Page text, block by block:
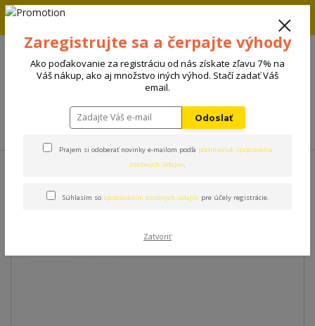
Zľava 5% na prvú objednávku. Zadaj kód FIRST5 a zľava sa
+421 908 198 133 (Po-Pia, 8-15 hod.)
Obojok Milk&Pepper Titan
Zaregistrujte sa a čerpajte výhody
Ako poďakovanie za registráciu od nás získate zľavu 7% na
Váš nákup, ako aj množstvo iných výhod. Stačí zadať Váš
email.
Odoslať
Prajem si odoberať novinky e-mailom podľa podmienok spracovania
osobných údajov.
Súhlasím so spracovaním osobných údajovpre účely registrácie.
Zatvoriť